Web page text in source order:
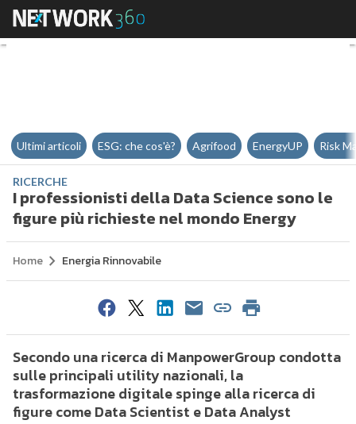
I professionisti della Data
Ultimi articoli ESG: che cos'è? Agrifood EnergyUP Risk
RICERCHE
I professionisti della Data Science sono le
figure più richieste nel mondo Energy
Home Energia Rinnovabile
Secondo una ricerca di ManpowerGroup condotta
sulle principali utility nazionali, la
trasformazione digitale spinge alla ricerca di
figure come Data Scientist e Data Analyst